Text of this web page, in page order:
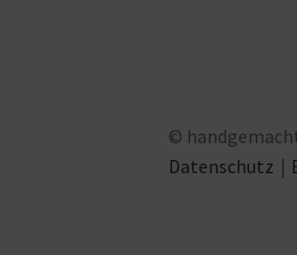
©
Datenschutz